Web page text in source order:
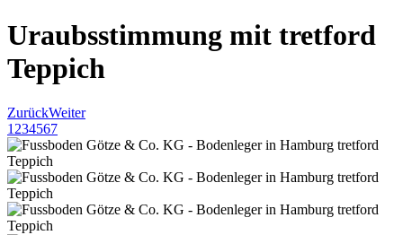
Uraubsstimmung mit tretford
Teppich
ZurückWeiter
1 234567